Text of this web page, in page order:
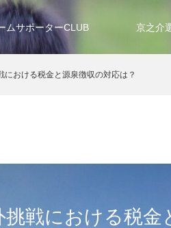
ムサポーターCLUB 京之介
における税金と源泉徴収の対応は？
戦における税金